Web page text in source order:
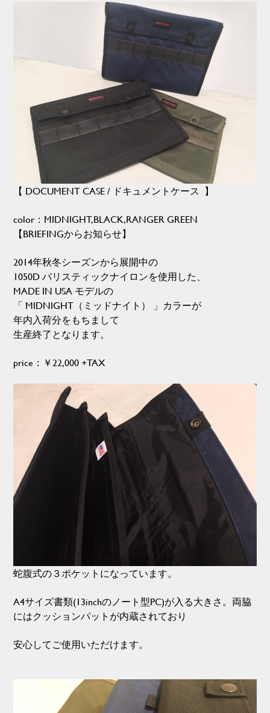
【 DOCUMENT CASE / ドキュメントケース 】
color：MIDNIGHT,BLACK,RANGER GREEN
【BRIEFINGからお知らせ】
2014年秋冬シーズンから展開中の
1050D バリスティックナイロンを使用した、
MADE IN USA モデルの
「 MIDNIGHT（ミッドナイト） 」カラーが
年内入荷分をもちまして
生産終了となります。
price：￥22,000 +TAX
蛇腹式の３ポケットになっています。
A4サイズ書類(13inchのノート型PC)が入る大きさ。両脇
にはクッションパットが内蔵されており
安心してご使用いただけます。